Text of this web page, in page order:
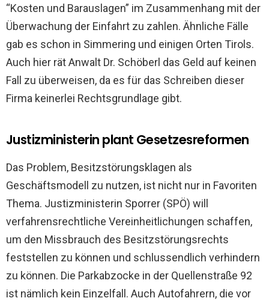
“Kosten und Barauslagen” im Zusammenhang mit der
Überwachung der Einfahrt zu zahlen. Ähnliche Fälle
gab es schon in Simmering und einigen Orten Tirols.
Auch hier rät Anwalt Dr. Schöberl das Geld auf keinen
Fall zu überweisen, da es für das Schreiben dieser
Firma keinerlei Rechtsgrundlage gibt.
Justizministerin plant Gesetzesreformen
Das Problem, Besitzstörungsklagen als
Geschäftsmodell zu nutzen, ist nicht nur in Favoriten
Thema. Justizministerin Sporrer (SPÖ) will
verfahrensrechtliche Vereinheitlichungen schaffen,
um den Missbrauch des Besitzstörungsrechts
feststellen zu können und schlussendlich verhindern
zu können. Die Parkabzocke in der Quellenstraße 92
ist nämlich kein Einzelfall. Auch Autofahrern, die vor